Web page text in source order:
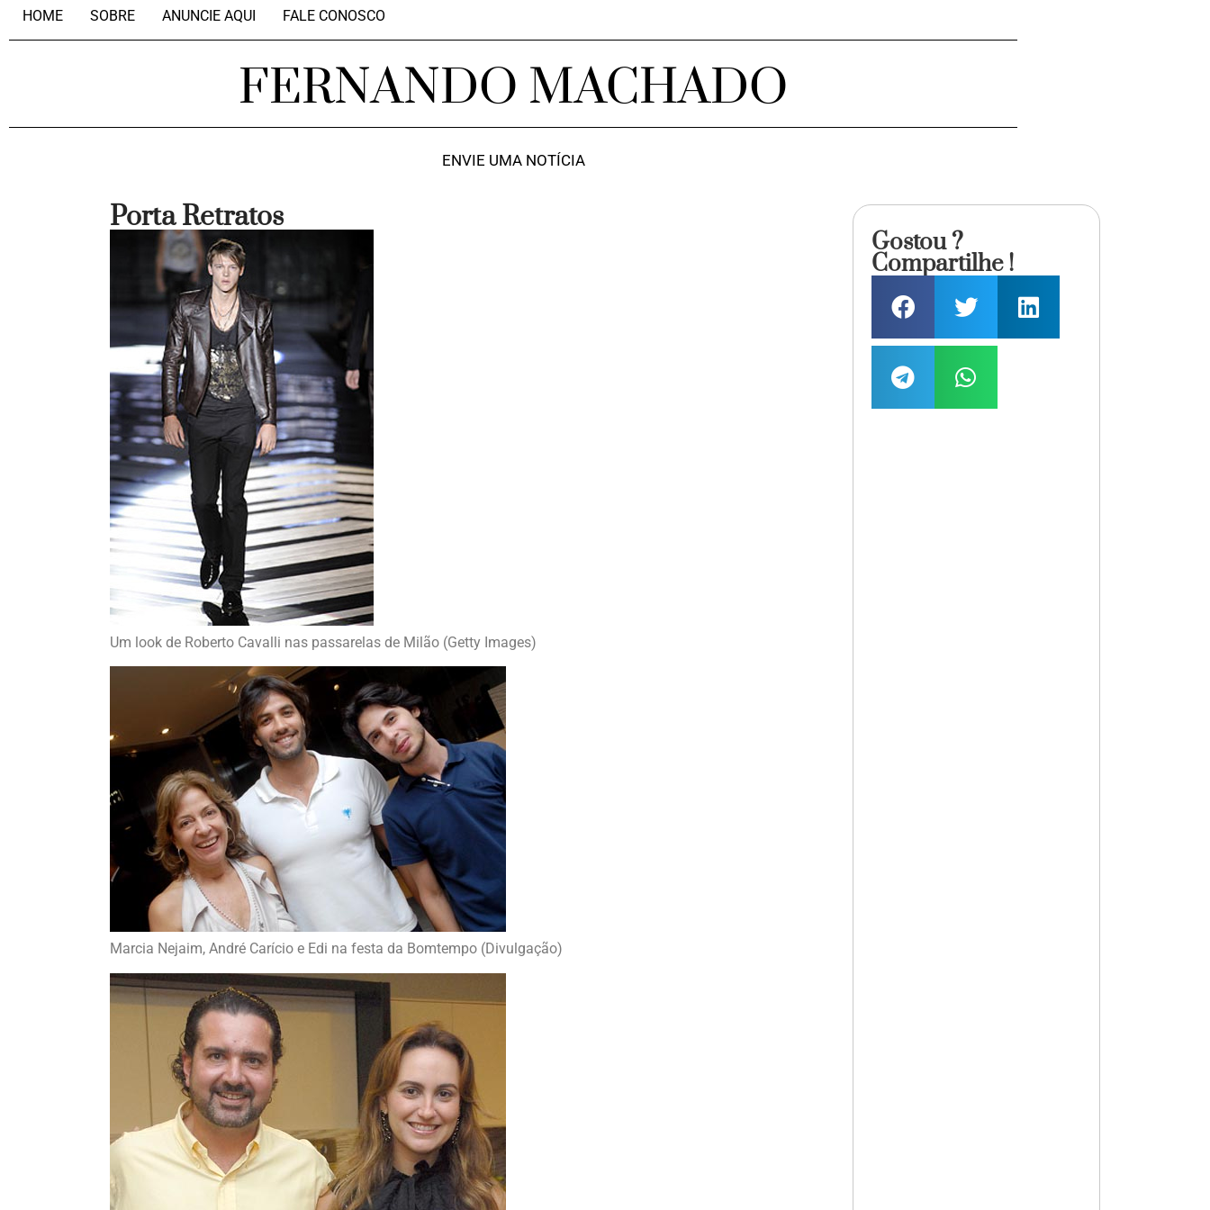
HOME SOBRE ANUNCIE AQUI FALE CONOSCO
FERNANDO MACHADO
ENVIE UMA NOTÍCIA
Porta Retratos
Um look de Roberto Cavalli nas passarelas de Milão (Getty Images)
Marcia Nejaim, André Carício e Edi na festa da Bomtempo (Divulgação)
Gostou ?
Compartilhe !